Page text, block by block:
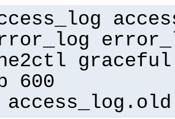
graceful
600